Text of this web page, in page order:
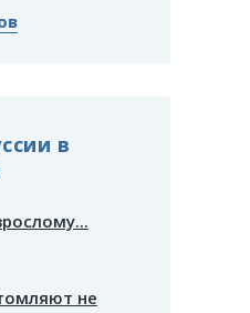
в
не